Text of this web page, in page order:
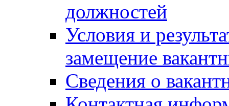
должностей
Условия и
замещение
Сведения о